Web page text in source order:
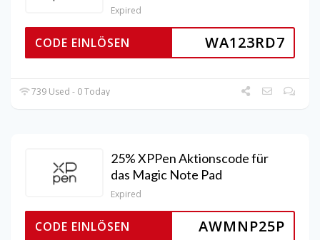
Expired
WA123RD7
CODE EINLÖSEN
739 Used - 0 Today
25% XPPen Aktionscode für
das Magic Note Pad
Expired
AWMNP25P
CODE EINLÖSEN